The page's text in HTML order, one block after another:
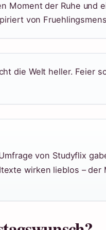
Moment der Ruhe und
von
die Welt heller. Feier
von Studyflix
wirken lieblos – der